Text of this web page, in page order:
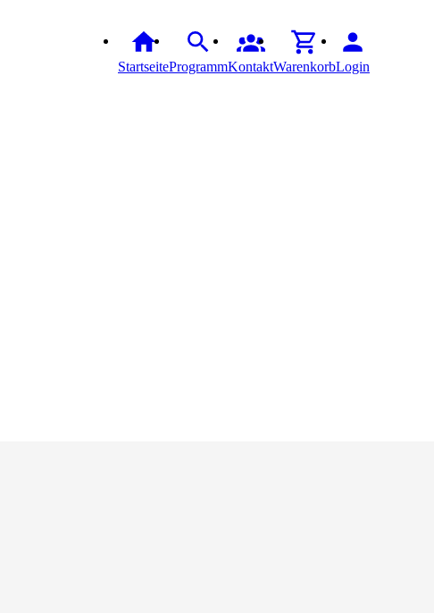
StartseiteProgrammKontaktWarenkorbLogin